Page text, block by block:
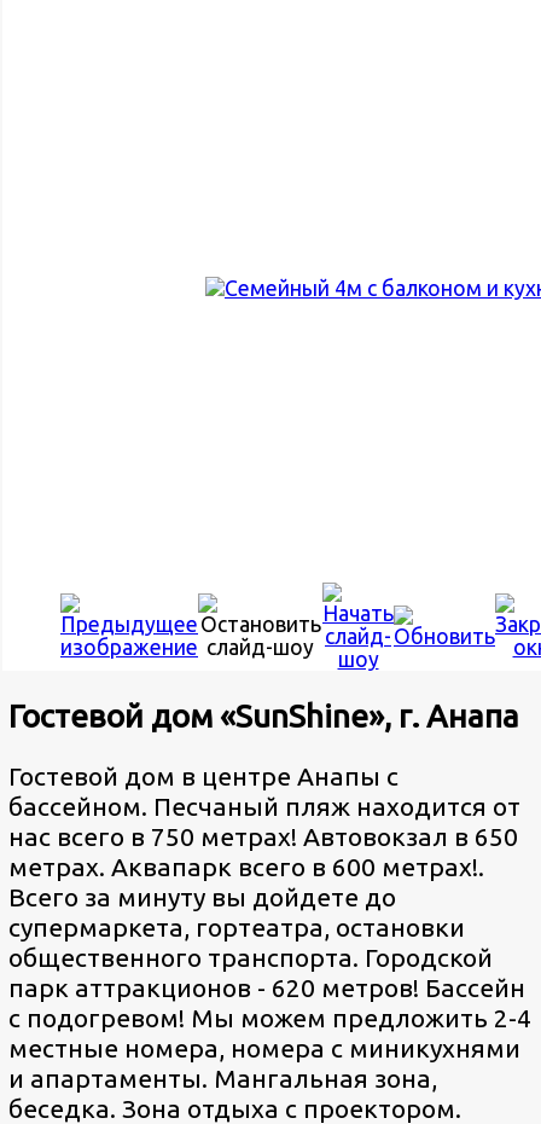
Гостевой дом «SunShine», г. Анапа
Гостевой дом в центре Анапы с
бассейном. Песчаный пляж находится от
нас всего в 750 метрах! Автовокзал в 650
метрах. Аквапарк всего в 600 метрах!.
Всего за минуту вы дойдете до
супермаркета, гортеатра, остановки
общественного транспорта. Городской
парк аттракционов - 620 метров! Бассейн
с подогревом! Мы можем предложить 2-4
местные номера, номера с миникухнями
и апартаменты. Мангальная зона,
беседка. Зона отдыха с проектором.